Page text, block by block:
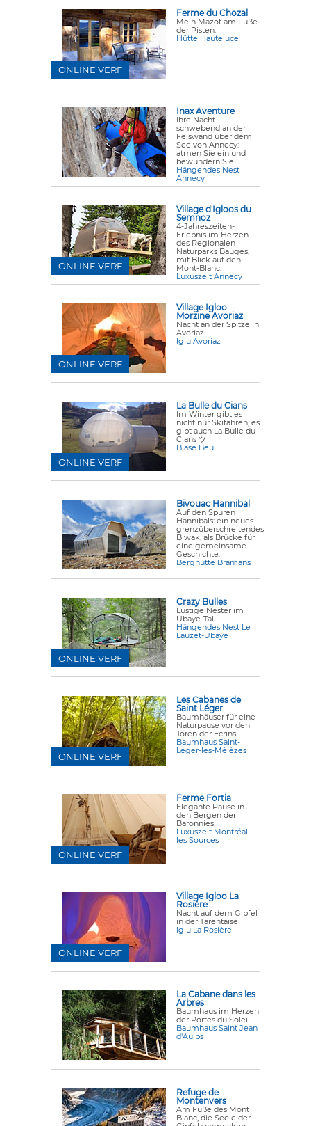
Ferme du Chozal
Mein Mazot am Fuße
der Pisten.
Hütte Hauteluce
ONLINE VERF
Inax Aventure
Ihre Nacht
schwebend an der
Felswand über dem
See von Annecy:
atmen Sie ein und
bewundern Sie.
Hängendes Nest
Annecy
Village d'Igloos du
Semnoz
4-Jahreszeiten-
Erlebnis im Herzen
des Regionalen
Naturparks Bauges,
mit Blick auf den
Mont-Blanc.
Luxuszelt Annecy
ONLINE VERF
Village Igloo
Morzine Avoriaz
Nacht an der Spitze in
Avoriaz
Iglu Avoriaz
ONLINE VERF
La Bulle du Cians
Im Winter gibt es
nicht nur Skifahren, es
gibt auch La Bulle du
Cians ツ
Blase Beuil
ONLINE VERF
Bivouac Hannibal
Auf den Spuren
Hannibals: ein neues
grenzüberschreitendes
Biwak, als Brücke für
eine gemeinsame
Geschichte.
Berghütte Bramans
Crazy Bulles
Lustige Nester im
Ubaye-Tal!
Hängendes Nest Le
Lauzet-Ubaye
ONLINE VERF
Les Cabanes de
Saint Léger
Baumhäuser für eine
Naturpause vor den
Toren der Ecrins.
Baumhaus Saint-
Léger-les-Mélèzes
ONLINE VERF
Ferme Fortia
Elegante Pause in
den Bergen der
Baronnies.
Luxuszelt Montréal
les Sources
ONLINE VERF
Village Igloo La
Rosière
Nacht auf dem Gipfel
in der Tarentaise
Iglu La Rosière
ONLINE VERF
La Cabane dans les
Arbres
Baumhaus im Herzen
der Portes du Soleil.
Baumhaus Saint Jean
d'Aulps
Refuge de
Montenvers
Am Fuße des Mont
Blanc, die Seele der